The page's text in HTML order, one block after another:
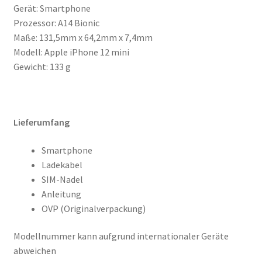
Gerät: Smartphone
Prozessor: A14 Bionic
Maße: 131,5mm x 64,2mm x 7,4mm
Modell: Apple iPhone 12 mini
Gewicht: 133 g
Lieferumfang
Smartphone
Ladekabel
SIM-Nadel
Anleitung
OVP (Originalverpackung)
Modellnummer kann aufgrund internationaler Geräte
abweichen